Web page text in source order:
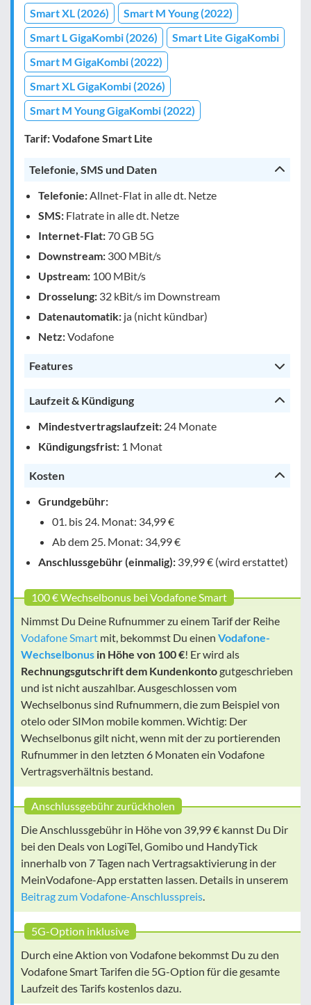
Smart XL (2026)
Smart M Young (2022)
Smart L GigaKombi (2026)
Smart Lite GigaKombi
Smart M GigaKombi (2022)
Smart XL GigaKombi (2026)
Smart M Young GigaKombi (2022)
Tarif: Vodafone Smart Lite
Telefonie, SMS und Daten
Telefonie:Allnet-Flat in alle dt. Netze
SMS: Flatrate in alle dt. Netze
Internet-Flat:70 GB 5G
Downstream: 300 MBit/s
Upstream: 100 MBit/s
Drosselung: 32 kBit/s im Downstream
Datenautomatik: ja (nicht kündbar)
Netz:Vodafone
Features
Laufzeit & Kündigung
Mindestvertragslaufzeit: 24 Monate
Kündigungsfrist: 1 Monat
Kosten
Grundgebühr:
01. bis 24. Monat: 34,99 €
Ab dem 25. Monat: 34,99 €
Anschlussgebühr (einmalig): 39,99 € (wird erstattet)
100 € Wechselbonus bei Vodafone Smart
Nimmst Du Deine Rufnummer zu einem Tarif der Reihe
Vodafone Smart mit, bekommst Du einen Vodafone-
Wechselbonus in Höhe von 100 €! Er wird als
Rechnungsgutschrift dem Kundenkontogutgeschrieben
und ist nicht auszahlbar. Ausgeschlossen vom
Wechselbonus sind Rufnummern, die zum Beispiel von
otelo oder SIMon mobile kommen. Wichtig: Der
Wechselbonus gilt nicht, wenn mit der zu portierenden
Rufnummer in den letzten 6 Monaten ein Vodafone
Vertragsverhältnis bestand.
Anschlussgebühr zurückholen
Die Anschlussgebühr in Höhe von 39,99 € kannst Du Dir
bei den Deals von LogiTel, Gomibo und HandyTick
innerhalb von 7 Tagen nach Vertragsaktivierung in der
MeinVodafone-App erstatten lassen. Details in unserem
Beitrag zum Vodafone-Anschlusspreis.
5G-Option inklusive
Durch eine Aktion von Vodafone bekommst Du zu den
Vodafone Smart Tarifen die 5G-Option für die gesamte
Laufzeit des Tarifs kostenlos dazu.